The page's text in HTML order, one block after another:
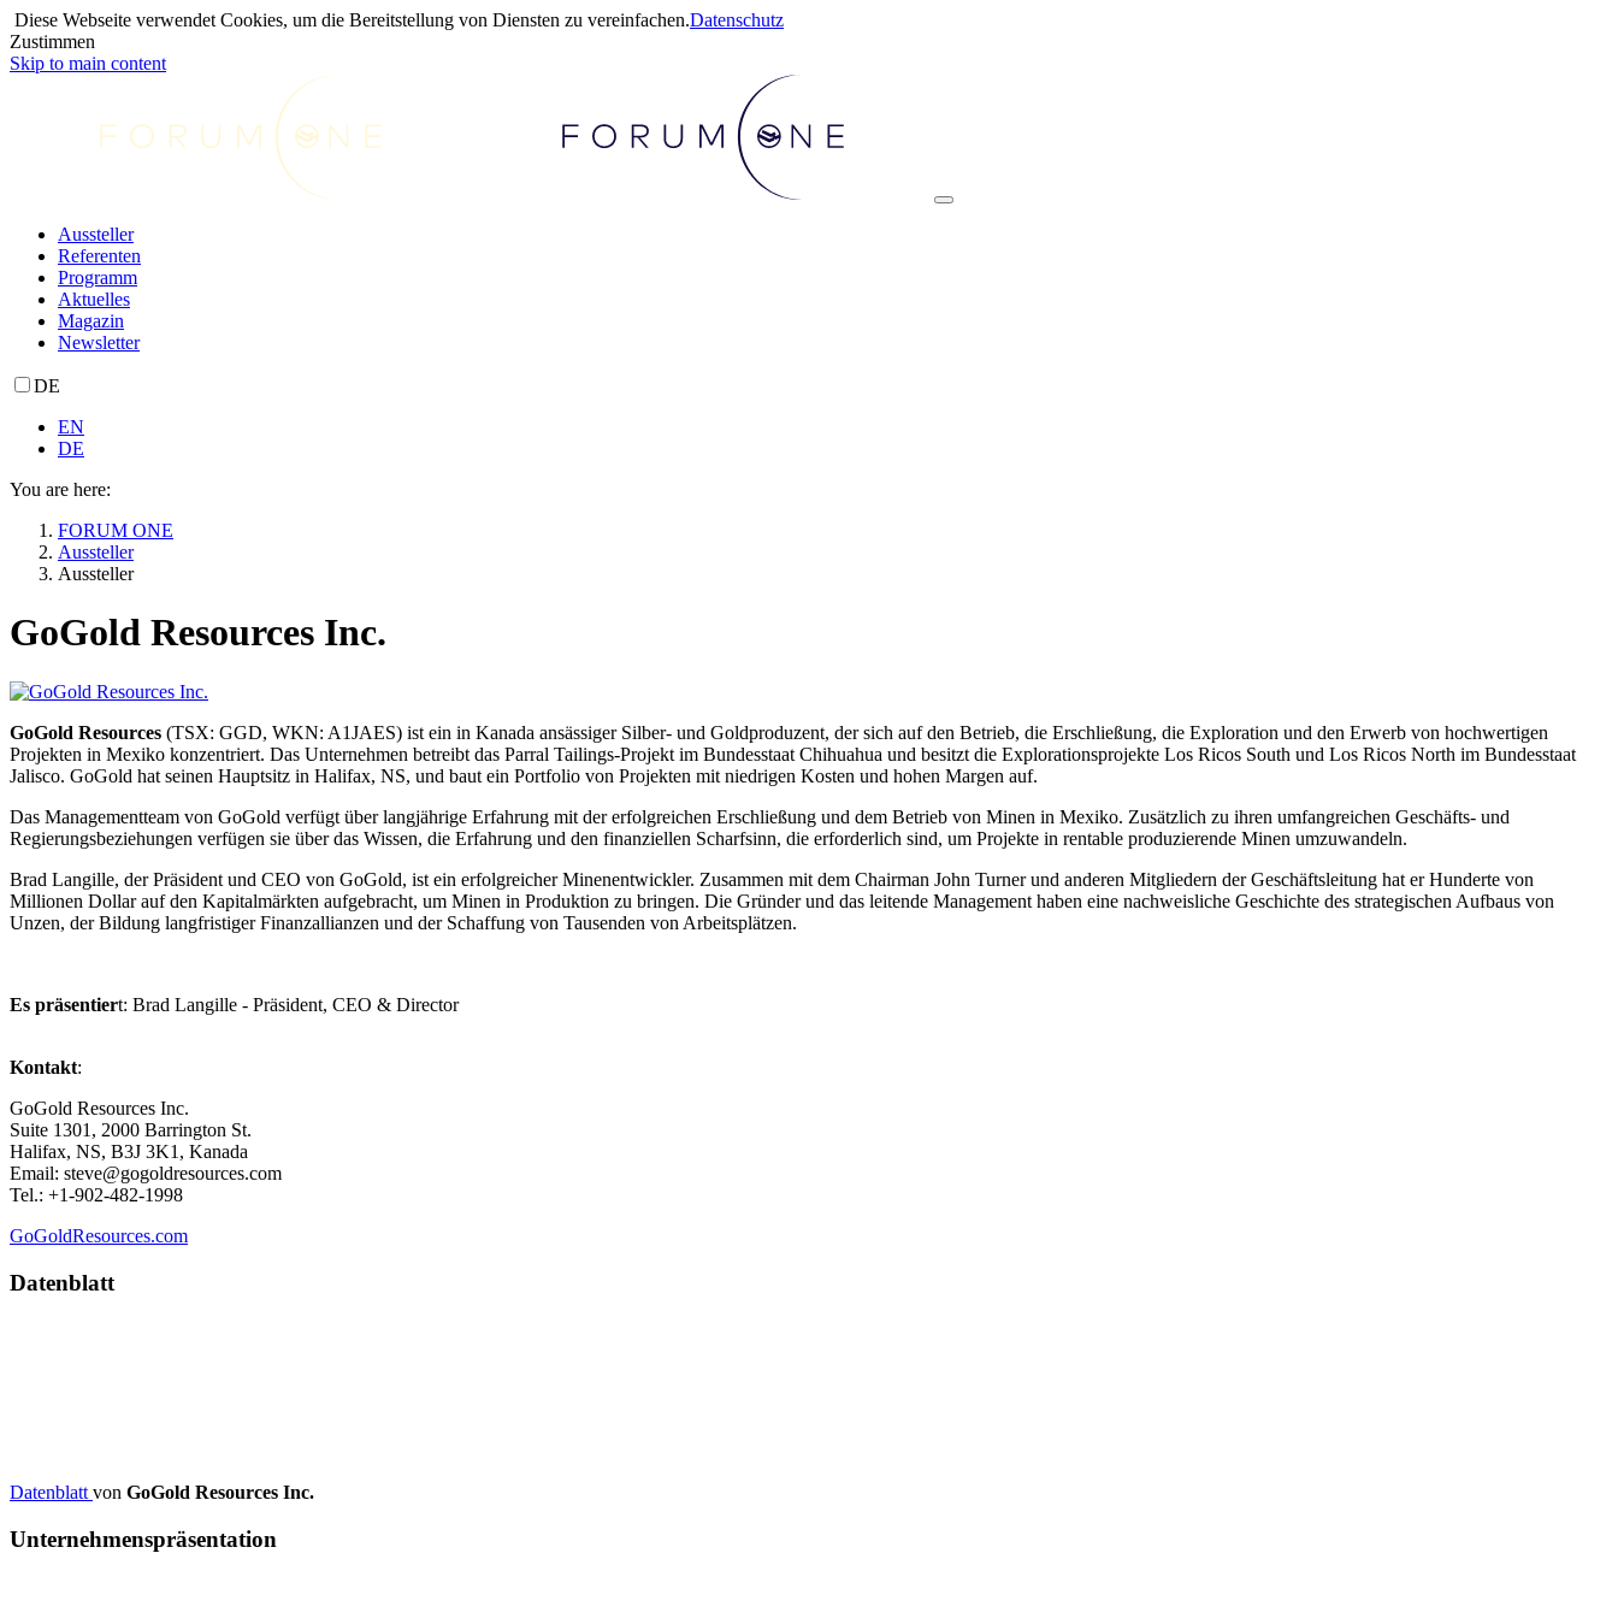
Diese Webseite verwendet Cookies, um die Bereitstellung von Diensten zu vereinfachen.Datenschutz
Zustimmen
Skip to main content
Aussteller
Referenten
Programm
Aktuelles
Magazin
Newsletter
DE
EN
DE
You are here:
FORUM ONE
Aussteller
Aussteller
GoGold Resources Inc.
GoGold Resources (TSX: GGD, WKN: A1JAES) ist ein in Kanada ansässiger Silber- und Goldproduzent, der sich auf den Betrieb, die Erschließung, die Exploration und den Erwerb von hochwertigen
Projekten in Mexiko konzentriert. Das Unternehmen betreibt das Parral Tailings-Projekt im Bundesstaat Chihuahua und besitzt die Explorationsprojekte Los Ricos South und Los Ricos North im Bundesstaat
Jalisco. GoGold hat seinen Hauptsitz in Halifax, NS, und baut ein Portfolio von Projekten mit niedrigen Kosten und hohen Margen auf.
Das Managementteam von GoGold verfügt über langjährige Erfahrung mit der erfolgreichen Erschließung und dem Betrieb von Minen in Mexiko. Zusätzlich zu ihren umfangreichen Geschäfts- und
Regierungsbeziehungen verfügen sie über das Wissen, die Erfahrung und den finanziellen Scharfsinn, die erforderlich sind, um Projekte in rentable produzierende Minen umzuwandeln.
Brad Langille, der Präsident und CEO von GoGold, ist ein erfolgreicher Minenentwickler. Zusammen mit dem Chairman John Turner und anderen Mitgliedern der Geschäftsleitung hat er Hunderte von
Millionen Dollar auf den Kapitalmärkten aufgebracht, um Minen in Produktion zu bringen. Die Gründer und das leitende Management haben eine nachweisliche Geschichte des strategischen Aufbaus von
Unzen, der Bildung langfristiger Finanzallianzen und der Schaffung von Tausenden von Arbeitsplätzen.
Es präsentiert: Brad Langille - Präsident, CEO & Director
Kontakt:
GoGold Resources Inc.
Suite 1301, 2000 Barrington St.
Halifax, NS, B3J 3K1, Kanada
Email: steve@gogoldresources.com
Tel.: +1-902-482-1998
GoGoldResources.com
Datenblatt
Datenblatt von GoGold Resources Inc.
Unternehmenspräsentation